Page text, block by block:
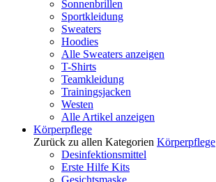
Sonnenbrillen
Sportkleidung
Sweaters
Hoodies
Alle Sweaters anzeigen
T-Shirts
Teamkleidung
Trainingsjacken
Westen
Alle Artikel anzeigen
Körperpflege
Zurück zu allen Kategorien Körperpflege
Desinfektionsmittel
Erste Hilfe Kits
Gesichtsmaske